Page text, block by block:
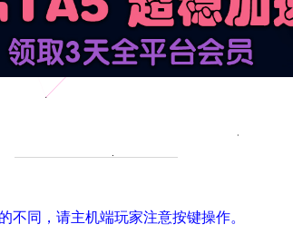
不同，请主机端玩家注意按键操作。